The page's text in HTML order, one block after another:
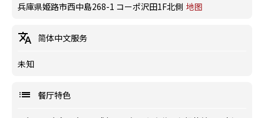
兵庫県姫路市西中島268-1 コーポ沢田1F北側 地图
简体中文服务
未知
餐厅特色